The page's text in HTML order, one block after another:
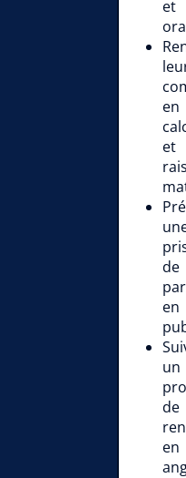
et
en
et
de
en
un
de
en